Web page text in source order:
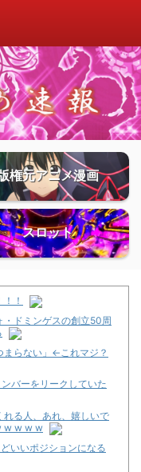
権元アニメ漫画
スロット
！
・ドミンゲスの創立50周
まらない」←これマジ？
バーをリークしていた
れる人、あれ、嬉しいで
w w w w
いいポジションになる